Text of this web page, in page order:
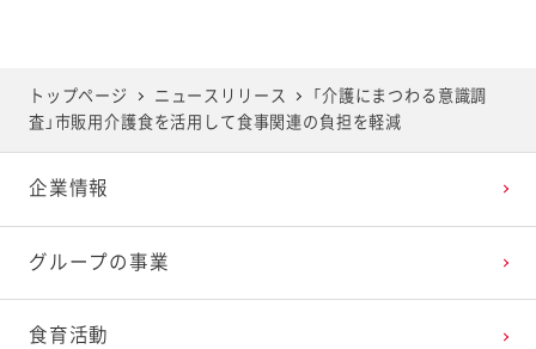
トップページ ニュースリリース
「介護にまつわる意識調
査」市販用介護食を活用して食事関連の負担を軽減
企業情報
グループの事業
食育活動